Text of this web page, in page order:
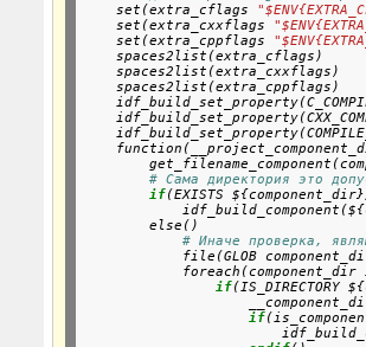
    set(extra_cflags
    set(extra_cxxflags
    set(extra_cppflags
    spaces2list(extra_cflags)
    spaces2list(extra_cxxflags)
    spaces2list(extra_cppflags)
# Сама директория это
if(EXISTS
        else()
# Иначе проверка,
file(GLOB
foreach(component_dir
if(IS_DIRECTORY
if